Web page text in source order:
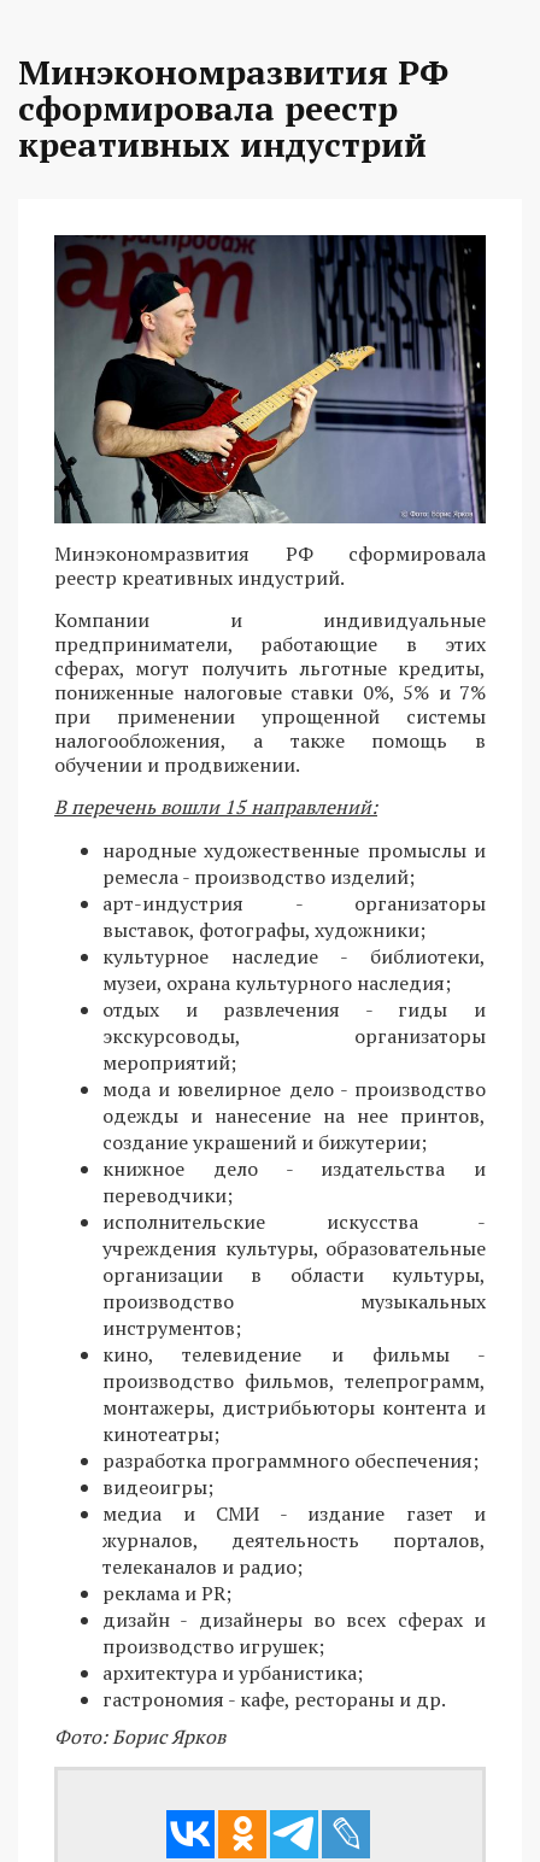
Минэкономразвития РФ
сформировала реестр
креативных индустрий
Минэкономразвития РФ сформировала
реестр креативных индустрий.
Компании и индивидуальные
предприниматели, работающие в этих
сферах, могут получить льготные кредиты,
пониженные налоговые ставки 0%, 5% и 7%
при применении упрощенной системы
налогообложения, а также помощь в
обучении и продвижении.
В перечень вошли 15 направлений:
народные художественные промыслы и
ремесла - производство изделий;
арт-индустрия - организаторы
выставок, фотографы, художники;
культурное наследие - библиотеки,
музеи, охрана культурного наследия;
отдых и развлечения - гиды и
экскурсоводы, организаторы
мероприятий;
мода и ювелирное дело - производство
одежды и нанесение на нее принтов,
создание украшений и бижутерии;
книжное дело - издательства и
переводчики;
исполнительские искусства -
учреждения культуры, образовательные
организации в области культуры,
производство музыкальных
инструментов;
кино, телевидение и фильмы -
производство фильмов, телепрограмм,
монтажеры, дистрибьюторы контента и
кинотеатры;
разработка программного обеспечения;
видеоигры;
медиа и СМИ - издание газет и
журналов, деятельность порталов,
телеканалов и радио;
реклама и PR;
дизайн - дизайнеры во всех сферах и
производство игрушек;
архитектура и урбанистика;
гастрономия - кафе, рестораны и др.
Фото: Борис Ярков